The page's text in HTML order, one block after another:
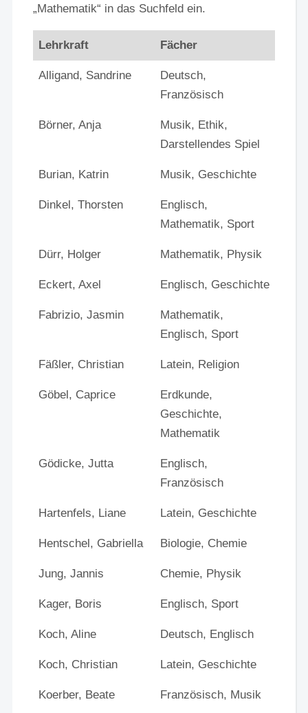
„Mathematik“ in das Suchfeld ein.
Lehrkraft Fächer
Alligand, Sandrine
Deutsch,
Französisch
Börner, Anja
Musik, Ethik,
Darstellendes Spiel
Burian, Katrin Musik, Geschichte
Dinkel, Thorsten
Englisch,
Mathematik, Sport
Dürr, Holger Mathematik, Physik
Eckert, Axel Englisch, Geschichte
Fabrizio, Jasmin
Mathematik,
Englisch, Sport
Fäßler, Christian Latein, Religion
Göbel, Caprice
Erdkunde,
Geschichte,
Mathematik
Gödicke, Jutta
Englisch,
Französisch
Hartenfels, Liane Latein, Geschichte
Hentschel, Gabriella Biologie, Chemie
Jung, Jannis Chemie, Physik
Kager, Boris Englisch, Sport
Koch, Aline Deutsch, Englisch
Koch, Christian Latein, Geschichte
Koerber, Beate Französisch, Musik